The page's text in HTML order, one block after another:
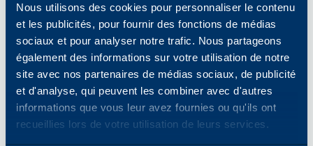
Nous utilisons des cookies pour personnaliser le contenu
et les publicités, pour fournir des fonctions de médias
sociaux et pour analyser notre trafic. Nous partageons
également des informations sur votre utilisation de notre
site avec nos partenaires de médias sociaux, de publicité
et d'analyse, qui peuvent les combiner avec d'autres
informations que vous leur avez fournies ou qu'ils ont
recueillies lors de votre utilisation de leurs services.
possède plus de 45 ans d'expérience dans le
secteur des technologies de bureau et
compte environ 8 000 partenaires
revendeurs et distributeurs à travers le
monde. S'appuyant sur sa riche expertise du
secteur, Katun vise à offrir à ses clients « le
succès en toute simplicité » en proposant